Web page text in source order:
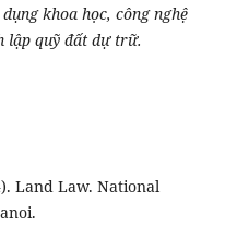
khoa học, công nghệ
lập quỹ đất dự trữ.
Land Law. National